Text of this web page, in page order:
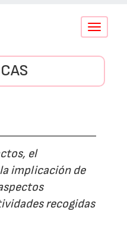
Conmutar
el
implicación de
recogidas